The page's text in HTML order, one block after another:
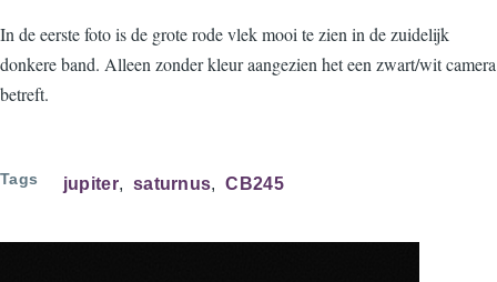
In de eerste foto is de grote rode vlek mooi te zien in de zuidelijk
donkere band. Alleen zonder kleur aangezien het een zwart/wit camera
betreft.
Tags jupiter saturnus CB245